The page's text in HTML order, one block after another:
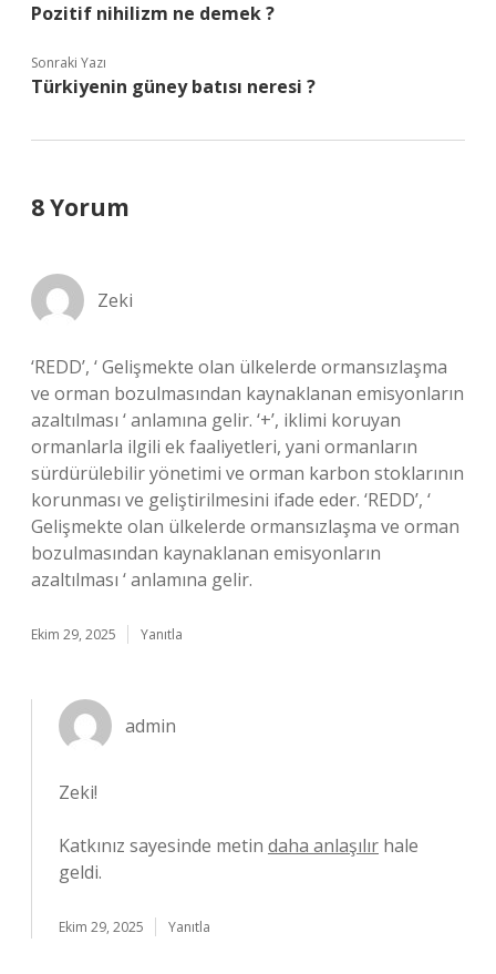
Pozitif nihilizm ne demek ?
Sonraki Yazı
Türkiyenin güney batısı neresi ?
8 Yorum
Zeki
‘REDD’, ‘ Gelişmekte olan ülkelerde ormansızlaşma
ve orman bozulmasından kaynaklanan emisyonların
azaltılması ‘ anlamına gelir. ‘+’, iklimi koruyan
ormanlarla ilgili ek faaliyetleri, yani ormanların
sürdürülebilir yönetimi ve orman karbon stoklarının
korunması ve geliştirilmesini ifade eder. ‘REDD’, ‘
Gelişmekte olan ülkelerde ormansızlaşma ve orman
bozulmasından kaynaklanan emisyonların
azaltılması ‘ anlamına gelir.
Ekim 29, 2025 Yanıtla
admin
Zeki!
Katkınız sayesinde metin daha anlaşılır hale
geldi.
Ekim 29, 2025 Yanıtla